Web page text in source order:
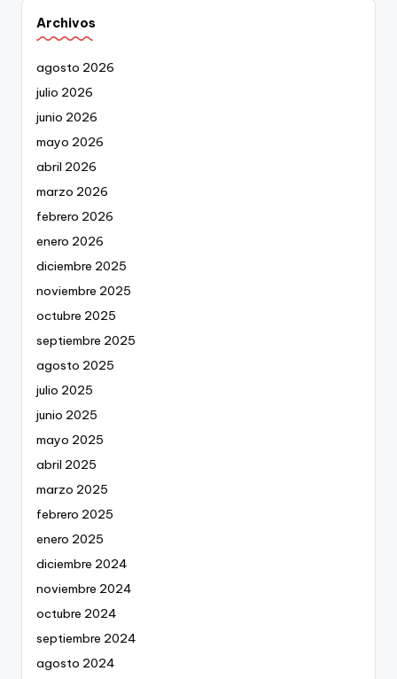
Archivos
agosto 2026
julio 2026
junio 2026
mayo 2026
abril 2026
marzo 2026
febrero 2026
enero 2026
diciembre 2025
noviembre 2025
octubre 2025
septiembre 2025
agosto 2025
julio 2025
junio 2025
mayo 2025
abril 2025
marzo 2025
febrero 2025
enero 2025
diciembre 2024
noviembre 2024
octubre 2024
septiembre 2024
agosto 2024